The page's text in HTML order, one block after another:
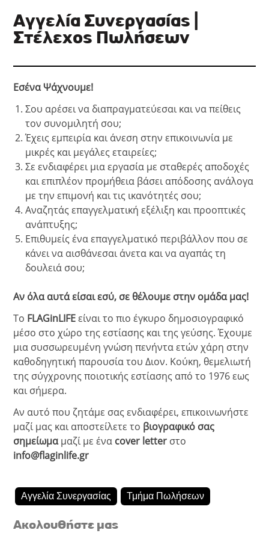
Αγγελία Συνεργασίας |
Στέλεχος Πωλήσεων
Εσένα Ψάχνουμε!
Σου αρέσει να διαπραγματεύεσαι και να πείθεις
τον συνομιλητή σου;
Έχεις εμπειρία και άνεση στην επικοινωνία με
μικρές και μεγάλες εταιρείες;
Σε ενδιαφέρει μια εργασία με σταθερές αποδοχές
και επιπλέον προμήθεια βάσει απόδοσης ανάλογα
με την επιμονή και τις ικανότητές σου;
Αναζητάς επαγγελματική εξέλιξη και προοπτικές
ανάπτυξης;
Επιθυμείς ένα επαγγελματικό περιβάλλον που σε
κάνει να αισθάνεσαι άνετα και να αγαπάς τη
δουλειά σου;
Αν όλα αυτά είσαι εσύ, σε θέλουμε στην ομάδα μας!
Το FLAGinLIFEείναι το πιο έγκυρο δημοσιογραφικό
μέσο στο χώρο της εστίασης και της γεύσης. Έχουμε
μια συσσωρευμένη γνώση πενήντα ετών χάρη στην
καθοδηγητική παρουσία του Διον. Κούκη, θεμελιωτή
της σύγχρονης ποιοτικής εστίασης από το 1976 εως
και σήμερα.
Αν αυτό που ζητάμε σας ενδιαφέρει, επικοινωνήστε
μαζί μας και αποστείλετε το βιογραφικό σας
σημείωμαμαζί με ένα cover letter στο
info@flaginlife.gr
Αγγελία Συνεργασίας Τμήμα Πωλήσεων
Ακολουθήστε μας